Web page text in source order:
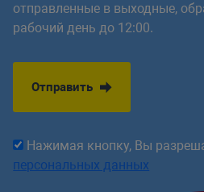
отправленные в выходные,
рабочий день до 12:00.
Отправить
Нажимая кнопку, Вы
персональных данных